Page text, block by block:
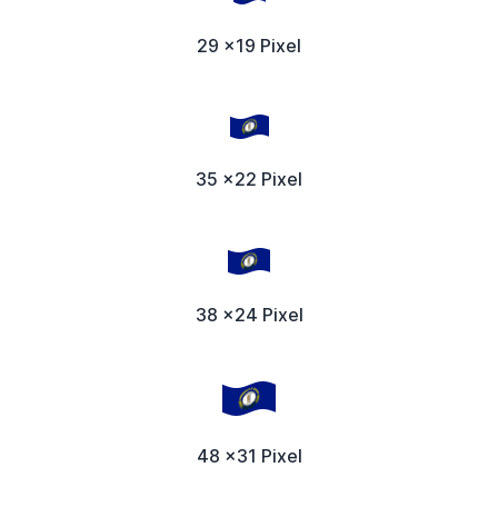
29 x19 Pixel
35 x22 Pixel
38 x24 Pixel
48 x31 Pixel